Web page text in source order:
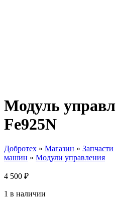
Модуль
Fe925N
Добротех » Магазин » Запчасти
машин » Модули управления
4 500 ₽
1 в наличии